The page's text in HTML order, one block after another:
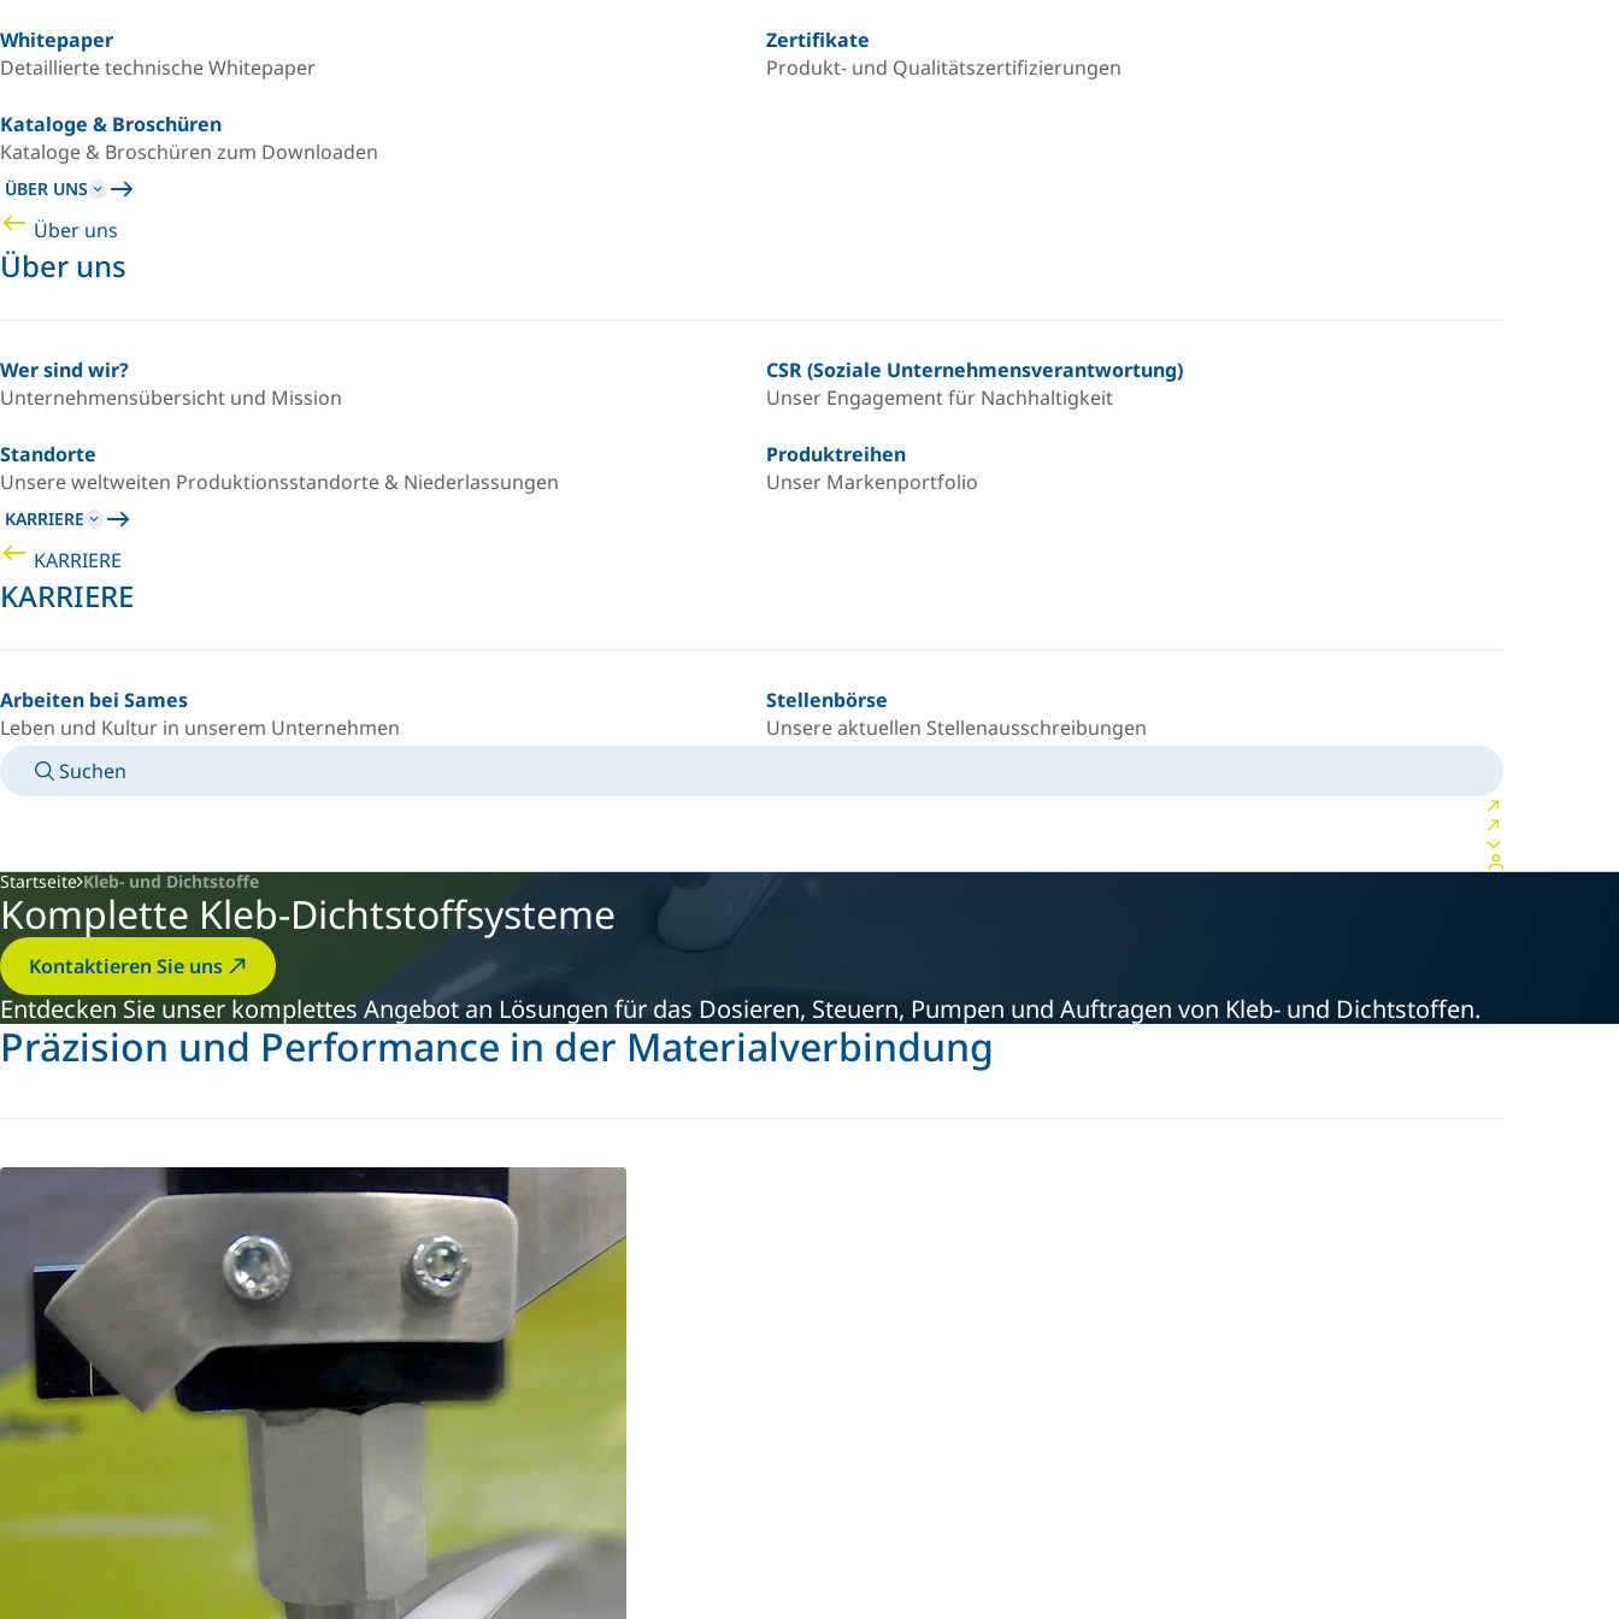
Whitepaper
Detaillierte technische Whitepaper
Zertifikate
Produkt- und Qualitätszertifizierungen
Kataloge & Broschüren
Kataloge & Broschüren zum Downloaden
ÜBER UNS
Über uns
Über uns
Wer sind wir?
Unternehmensübersicht und Mission
CSR (Soziale Unternehmensverantwortung)
Unser Engagement für Nachhaltigkeit
Standorte
Unsere weltweiten Produktionsstandorte & Niederlassungen
Produktreihen
Unser Markenportfolio
KARRIERE
KARRIERE
KARRIERE
Arbeiten bei Sames
Leben und Kultur in unserem Unternehmen
Stellenbörse
Unsere aktuellen Stellenausschreibungen
Suchen
Startseite Kleb- und Dichtstoffe
Komplette Kleb-Dichtstoffsysteme
Kontaktieren Sie uns
Entdecken Sie unser komplettes Angebot an Lösungen für das Dosieren, Steuern, Pumpen und Auftragen von Kleb- und Dichtstoffen.
Präzision und Performance in der Materialverbindung